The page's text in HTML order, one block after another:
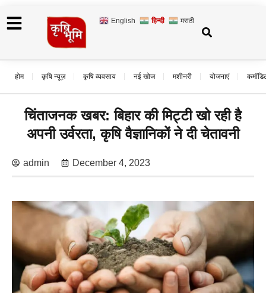
English हिन्दी मराठी
होम कृषि न्यूज़ कृषि व्यवसाय नई खोज मशीनरी योजनाएं
चिंताजनक खबर: बिहार की मिट्टी खो रही है
अपनी उर्वरता, कृषि वैज्ञानिकों ने दी चेतावनी
admin December 4, 2023